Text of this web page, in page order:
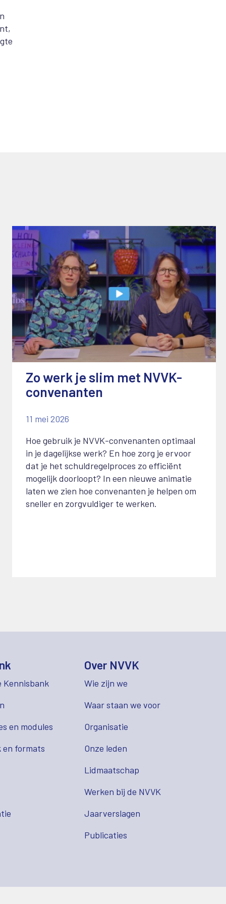
Zo werk je slim met NVVK-
convenanten
11 mei 2026
Hoe gebruik je NVVK-convenanten optimaal
in je dagelijkse werk? En hoe zorg je ervoor
dat je het schuldregelproces zo efficiënt
mogelijk doorloopt? In een nieuwe animatie
laten we zien hoe convenanten je helpen om
sneller en zorgvuldiger te werken.
Kennisbank
en modules
en formats
Over NVVK
Wie zijn we
Waar staan we voor
Organisatie
Onze leden
Lidmaatschap
Werken bij de NVVK
Jaarverslagen
Publicaties